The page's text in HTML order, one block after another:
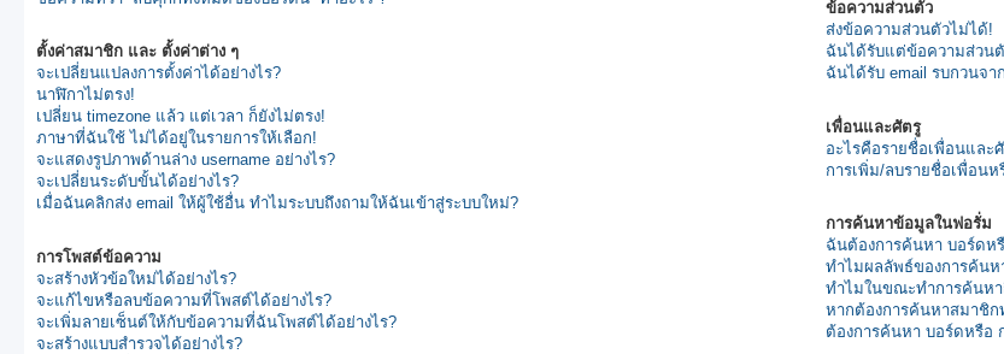
ตั้งค่าสมาชิก และ ตั้งค่าต่าง ๆ
จะเปลี่ยนแปลงการตั้งค่าได้อย่างไร?
นาฬิกาไม่ตรง!
เปลี่ยน timezone แล้ว แต่เวลา ก็ยังไม่ตรง!
ภาษาที่ฉันใช้ ไม่ได้อยู่ในรายการให้เลือก!
จะแสดงรูปภาพด้านล่าง username อย่างไร?
จะเปลี่ยนระดับขั้นได้อย่างไร?
เมื่อฉันคลิกส่ง email ให้ผู้ใช้อื่น ทำไมระบบถึงถามให้ฉันเข้าสู่ระบบใหม่?
การโพสต์ข้อความ
จะสร้างหัวข้อใหม่ได้อย่างไร?
จะแก้ไขหรือลบข้อความที่โพสต์ได้อย่างไร?
จะเพิ่มลายเซ็นต์ให้กับข้อความที่ฉันโพสต์ได้อย่างไร?
จะสร้างแบบสำรวจได้อย่างไร?
ข้อความส่วนตัว
ส่งข้อความส่วนตัวไม่ได้!
ฉันได้รับแต่ข้อความส่วน
ฉันได้รับ email รบกวนจา
เพื่อนและศัตรู
อะไรคือรายชื่อเพื่อนและ
การเพิ่ม/ลบรายชื่อเพื่อน
การค้นหาข้อมูลในฟอรั่ม
ฉันต้องการค้นหา บอร์ดห
ทำไมผลลัพธ์ของการค้นห
ทำไมในขณะทำการค้นหา
หากต้องการค้นหาสมาชิก
ต้องการค้นหา บอร์ดหรือ